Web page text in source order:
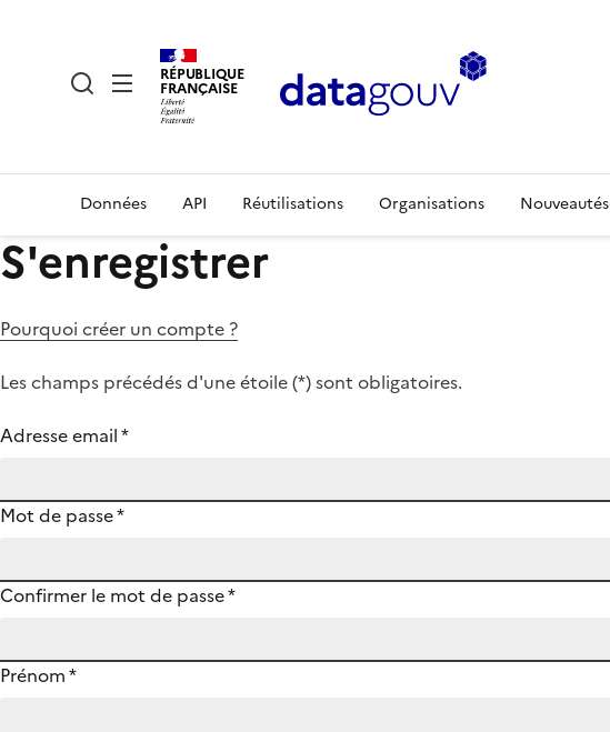
RÉPUBLIQUE
FRANÇAISE
Données API Réutilisations Organisations Nouveautés
S'enregistrer
Pourquoi créer un compte ?
Les champs précédés d'une étoile (*) sont obligatoires.
Adresse email*
Mot de passe*
Confirmer le mot de passe*
Prénom*